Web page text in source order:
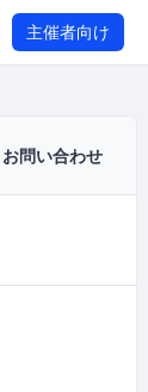
主催者向け
お問い合わせ